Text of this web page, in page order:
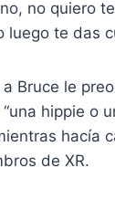
no quiero
luego te das
Bruce le
hippie o
hacía
de XR.